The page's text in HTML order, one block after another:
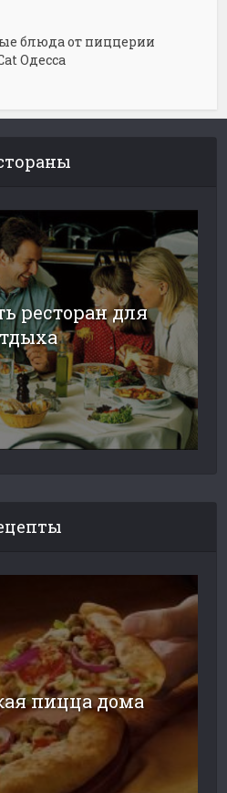
блюда от пиццерии
Одесса
ресторан для
пицца дома